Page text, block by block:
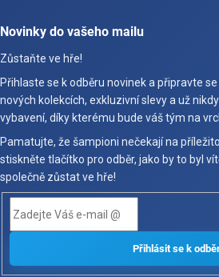
Novinky do vašeho mailu
Zůstaňte ve hře!
Přihlaste se k odběru novinek a připravte
nových kolekcích, exkluzivní slevy a už
vybavení, díky kterému bude váš tým na
Pamatujte, že šampioni nečekají na
stiskněte tlačítko pro odběr, jako by to byl
společně zůstat ve hře!